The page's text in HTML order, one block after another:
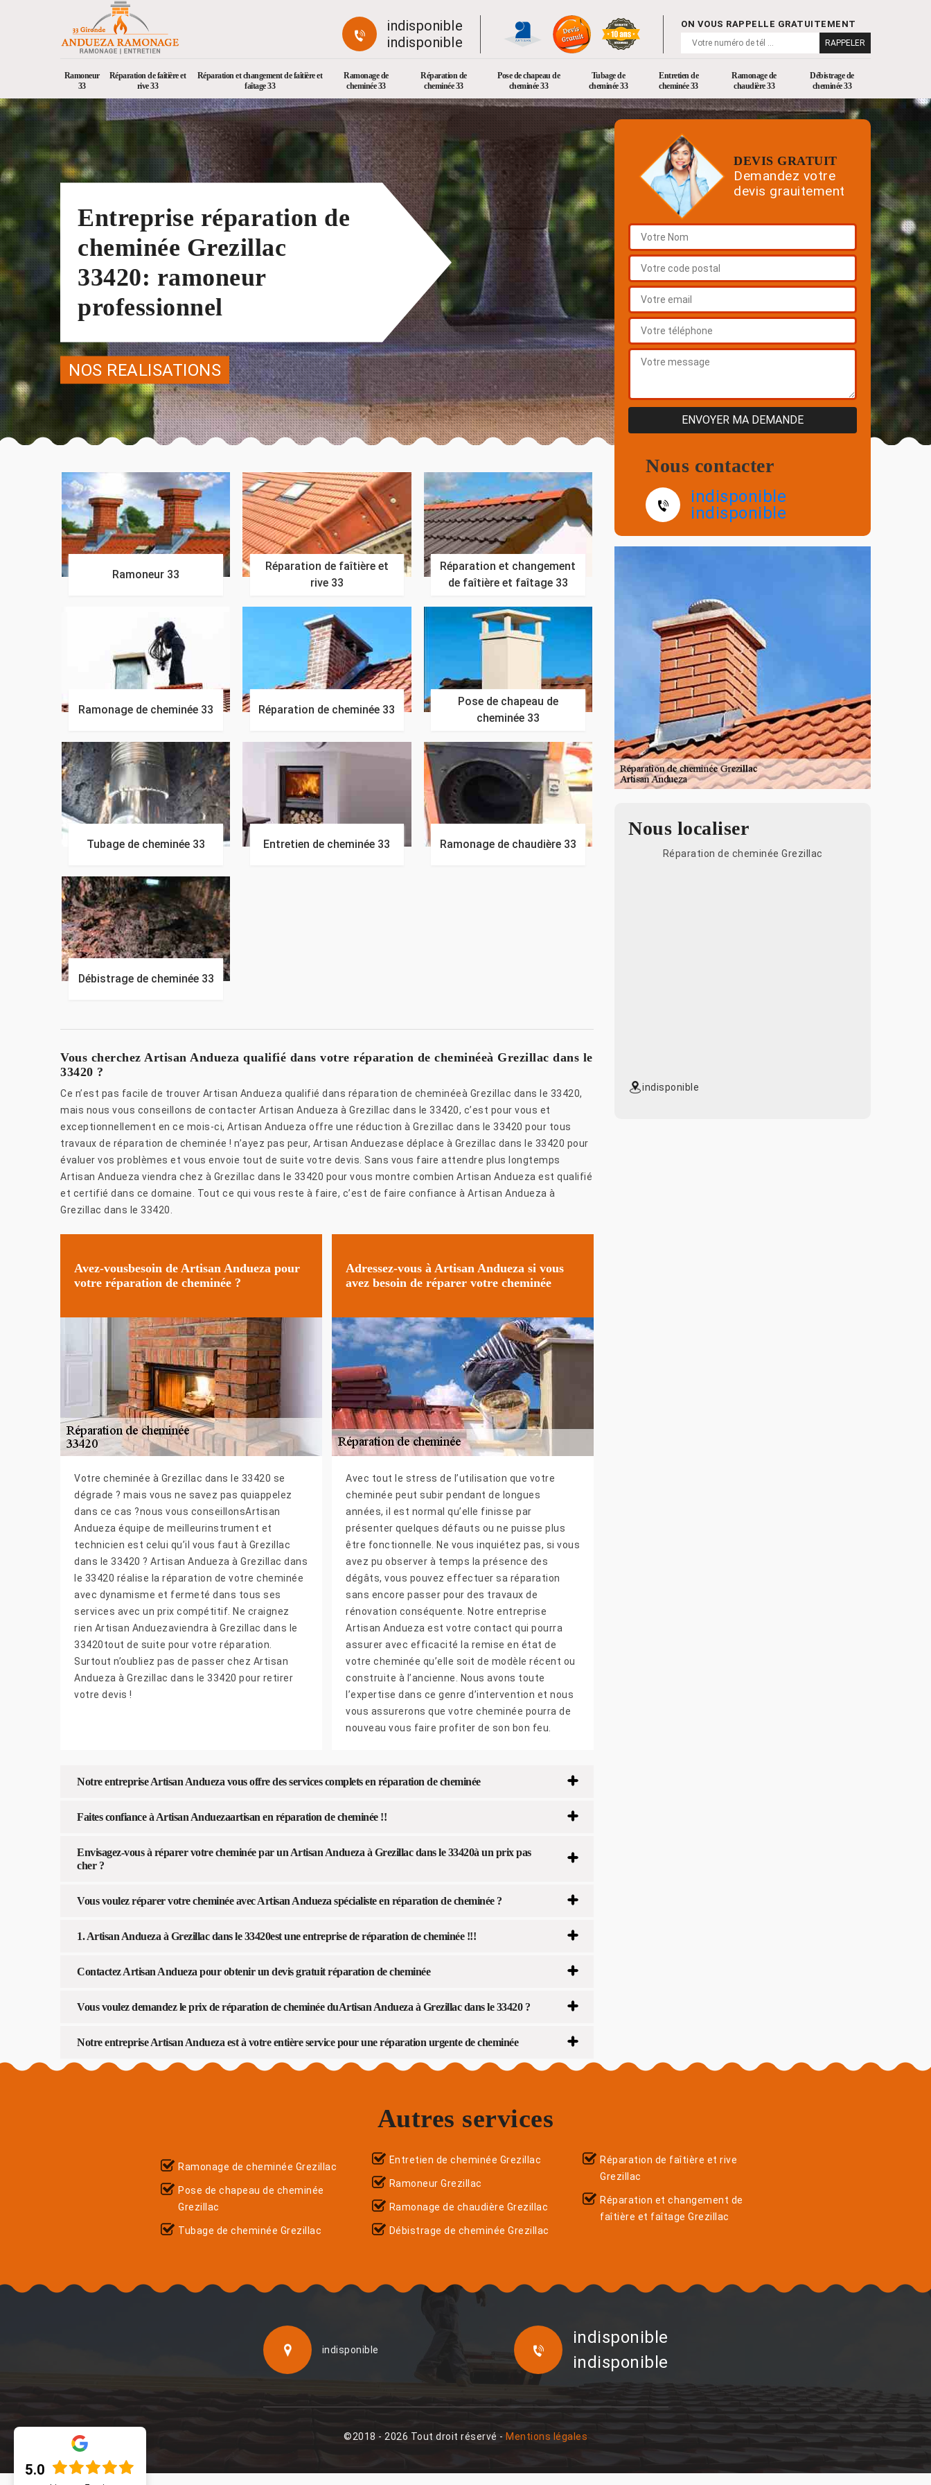
indisponible
indisponible
ON VOUS RAPPELLE GRATUITEMENT
Ramoneur
33
Réparation de faîtière et
rive 33
Réparation et changement de faîtière et
faîtage 33
Ramonage de
cheminée 33
Réparation de
cheminée 33
Pose de chapeau de
cheminée 33
Tubage de
cheminée 33
Entretien de
cheminée 33
Ramonage de
chaudière 33
Débistrage de
cheminée 33
Entreprise réparation de
cheminée Grezillac
33420: ramoneur
professionnel
NOS REALISATIONS
Ramoneur 33
Réparation de faîtière et
rive 33
Réparation et changement
de faîtière et faîtage 33
Ramonage de cheminée 33 Réparation de cheminée 33
Pose de chapeau de
cheminée 33
Tubage de cheminée 33 Entretien de cheminée 33 Ramonage de chaudière 33
Débistrage de cheminée 33
Vous cherchez Artisan Andueza qualifié dans votre réparation de cheminéeà Grezillac dans le
33420 ?
Ce n’est pas facile de trouver Artisan Andueza qualifié dans réparation de cheminéeà Grezillac dans le 33420,
mais nous vous conseillons de contacter Artisan Andueza à Grezillac dans le 33420, c’est pour vous et
exceptionnellement en ce mois-ci, Artisan Andueza offre une réduction à Grezillac dans le 33420 pour tous
travaux de réparation de cheminée ! n’ayez pas peur, Artisan Anduezase déplace à Grezillac dans le 33420 pour
évaluer vos problèmes et vous envoie tout de suite votre devis. Sans vous faire attendre plus longtemps
Artisan Andueza viendra chez à Grezillac dans le 33420 pour vous montre combien Artisan Andueza est qualifié
et certifié dans ce domaine. Tout ce qui vous reste à faire, c’est de faire confiance à Artisan Andueza à
Grezillac dans le 33420.
Avez-vousbesoin de Artisan Andueza pour
votre réparation de cheminée ?
Votre cheminée à Grezillac dans le 33420 se
dégrade ? mais vous ne savez pas quiappelez
dans ce cas ?nous vous conseillonsArtisan
Andueza équipe de meilleurinstrument et
technicien est celui qu’il vous faut à Grezillac
dans le 33420 ? Artisan Andueza à Grezillac dans
le 33420 réalise la réparation de votre cheminée
avec dynamisme et fermeté dans tous ses
services avec un prix compétitif. Ne craignez
rien Artisan Anduezaviendra à Grezillac dans le
33420tout de suite pour votre réparation.
Surtout n’oubliez pas de passer chez Artisan
Andueza à Grezillac dans le 33420 pour retirer
votre devis !
Adressez-vous à Artisan Andueza si vous
avez besoin de réparer votre cheminée
Avec tout le stress de l’utilisation que votre
cheminée peut subir pendant de longues
années, il est normal qu’elle finisse par
présenter quelques défauts ou ne puisse plus
être fonctionnelle. Ne vous inquiétez pas, si vous
avez pu observer à temps la présence des
dégâts, vous pouvez effectuer sa réparation
sans encore passer pour des travaux de
rénovation conséquente. Notre entreprise
Artisan Andueza est votre contact qui pourra
assurer avec efficacité la remise en état de
votre cheminée qu’elle soit de modèle récent ou
construite à l’ancienne. Nous avons toute
l’expertise dans ce genre d’intervention et nous
vous assurerons que votre cheminée pourra de
nouveau vous faire profiter de son bon feu.
Notre entreprise Artisan Andueza vous offre des services complets en réparation de cheminée
Faites confiance à Artisan Anduezaartisan en réparation de cheminée !!
Envisagez-vous à réparer votre cheminée par un Artisan Andueza à Grezillac dans le 33420à un prix pas
cher ?
Vous voulez réparer votre cheminée avec Artisan Andueza spécialiste en réparation de cheminée ?
1. Artisan Andueza à Grezillac dans le 33420est une entreprise de réparation de cheminée !!!
Contactez Artisan Andueza pour obtenir un devis gratuit réparation de cheminée
Vous voulez demandez le prix de réparation de cheminée duArtisan Andueza à Grezillac dans le 33420 ?
Notre entreprise Artisan Andueza est à votre entière service pour une réparation urgente de cheminée
DEVIS GRATUIT
Demandez votre
devis grauitement
Nous contacter
indisponible
indisponible
Nous localiser
Réparation de cheminée Grezillac
indisponible
Autres services
Ramonage de cheminée Grezillac
Pose de chapeau de cheminée
Grezillac
Tubage de cheminée Grezillac
Entretien de cheminée Grezillac
Ramoneur Grezillac
Ramonage de chaudière Grezillac
Débistrage de cheminée Grezillac
Réparation de faîtière et rive
Grezillac
Réparation et changement de
faîtière et faîtage Grezillac
indisponible
indisponible
indisponible
©2018 - 2026 Tout droit réservé - Mentions légales
5.0